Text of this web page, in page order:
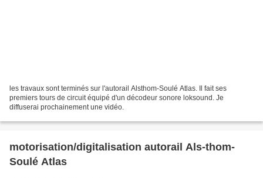
les travaux sont terminés sur l'autorail Alsthom-Soulé Atlas. Il fait ses
premiers tours de circuit équipé d'un décodeur sonore loksound. Je
diffuserai prochainement une vidéo.
motorisation/digitalisation autorail Als-thom-
Soulé Atlas